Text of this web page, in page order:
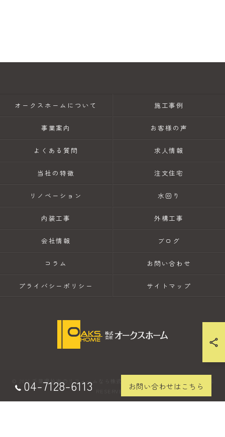
04-7128-6113 お問い合わせはこちら
オークスホームについて 施工事例
事業案内 お客様の声
よくある質問 求人情報
当社の特徴 注文住宅
リノベーション 水回り
内装工事 外構工事
会社情報 ブログ
コラム お問い合わせ
プライバシーポリシー サイトマップ
© 2026 千葉県柏市のリフォームなら株式会社オークスホーム ALL RIGHTS